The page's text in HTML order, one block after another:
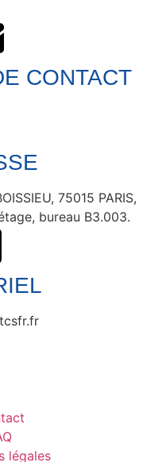
CONTACT
75015 PARIS,
bureau B3.003.
légales